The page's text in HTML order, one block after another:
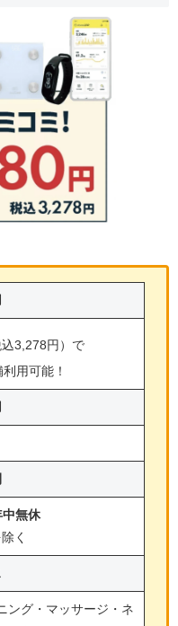
込3,278円）で
用可能！
無休
く
ング・マッサージ・ネ